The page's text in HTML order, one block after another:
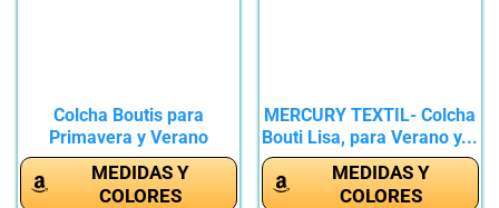
Colcha Boutis para
Primavera y Verano
Bicolor...
MEDIDAS Y
COLORES
MERCURY TEXTIL- Colcha
Bouti Lisa, para Verano y...
MEDIDAS Y
COLORES